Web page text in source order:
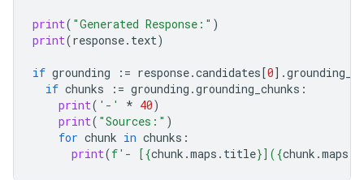
print( "Generated Response:" )
print(response. text)
if grounding := response.candidates[0] .
if chunks := grounding .grounding_chunks :
print( '-' * 40)
print( "Sources:" )
for chunk in chunks :
print(f'- [{chunk .maps . title}]({chunk .maps